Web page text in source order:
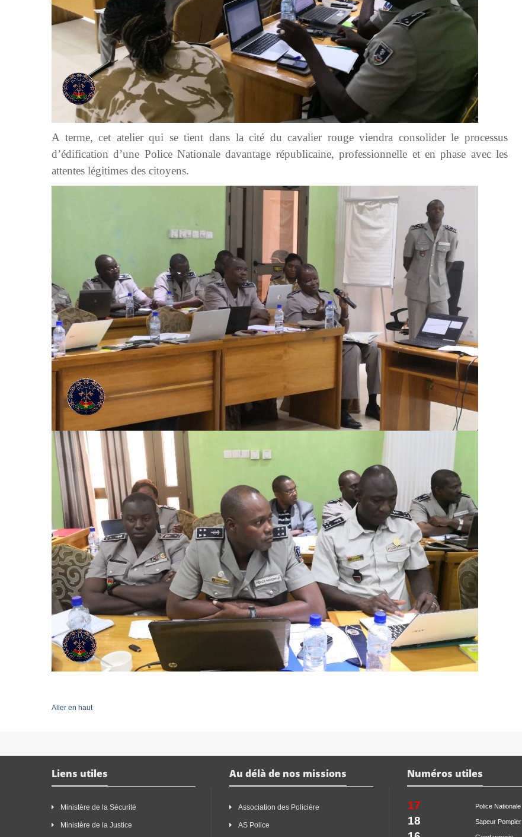
A terme, cet atelier qui se tient dans la cité du cavalier rouge viendra consolider le processus
d’édification d’une Police Nationale davantage républicaine, professionnelle et en phase avec les
attentes légitimes des citoyens.
Aller en haut
Liens utiles
Ministère de la Sécurité
Ministère de la Justice
Au délà de nos missions
Association des Policière
AS Police
Numéros utiles
17 Police Nationale
18 Sapeur Pompier